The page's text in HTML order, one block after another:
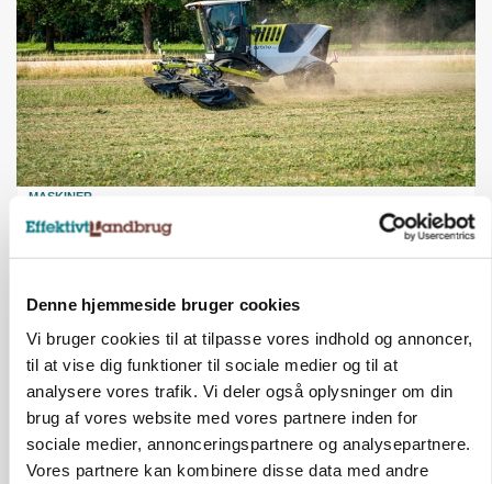
Denne hjemmeside bruger cookies
Vi bruger cookies til at tilpasse vores indhold og annoncer,
til at vise dig funktioner til sociale medier og til at
analysere vores trafik. Vi deler også oplysninger om din
brug af vores website med vores partnere inden for
sociale medier, annonceringspartnere og analysepartnere.
Vores partnere kan kombinere disse data med andre
MASKINER
Forserie til selvkørende skårlægger afprøves i år
Annonce
ARRANGEMENT
Markvandring sætter fokus på elefantgræs
Loading...